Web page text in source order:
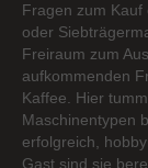
Fragen zum
oder
Freiraum zum
aufkommenden
Kaffee. Hier
Maschinentypen
erfolgreich,
Gast sind sie